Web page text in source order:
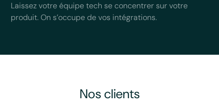
Laissez votre équipe tech se concentrer sur votre
produit. On s’occupe de vos intégrations.
Nos clients